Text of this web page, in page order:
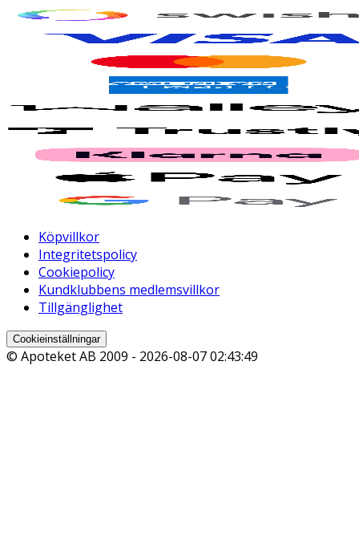
Köpvillkor
Integritetspolicy
Cookiepolicy
Kundklubbens medlemsvillkor
Tillgänglighet
Cookieinställningar
© Apoteket AB 2009 - 2026-08-07 02:43:49